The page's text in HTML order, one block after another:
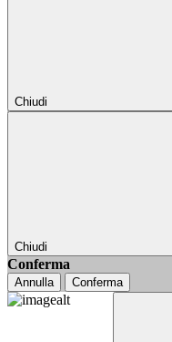
Chiudi
Chiudi
Conferma
Annulla Conferma